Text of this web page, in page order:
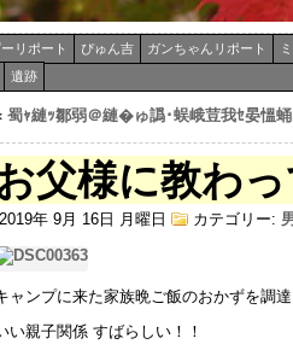
リポート ぴゅん吉 ガンちゃんリポート
遺跡
蜀ｬ縺ｯ鄒弱＠縺�ゅ譌･蜈峨荳我ｾ晏慍
父様に教わ
2019年 9月 16日 月曜日 カテゴリー:
ャンプに来た家族晩ご飯のおかずを調
い親子関係 すばらしい！！